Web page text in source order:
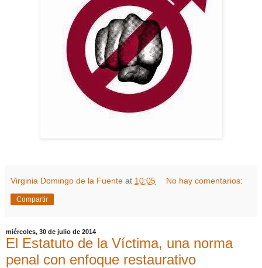
Virginia Domingo de la Fuente at 10:05 No hay comentarios:
Compartir
miércoles, 30 de julio de 2014
El Estatuto de la Víctima, una norma
penal con enfoque restaurativo